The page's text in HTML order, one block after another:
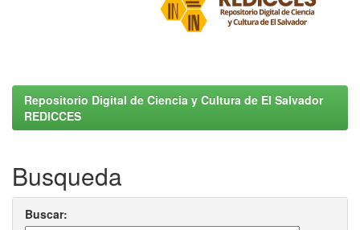
Repositorio Digital de Ciencia y Cultura de El Salvador
REDICCES
Busqueda
Buscar: